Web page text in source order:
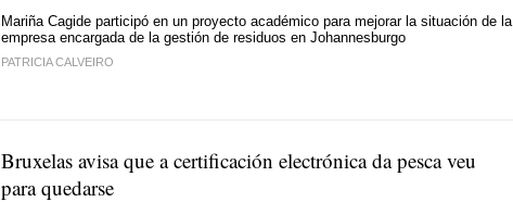
Mariña Cagide participó en un proyecto académico para mejorar la situación de la
empresa encargada de la gestión de residuos en Johannesburgo
PATRICIA CALVEIRO
Bruxelas avisa que a certificación electrónica da pesca veu
para quedarse